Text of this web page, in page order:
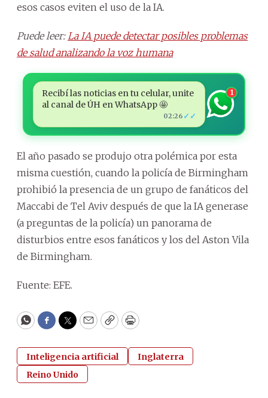
esos casos eviten el uso de la IA.
Puede leer: La IA puede detectar posibles problemas
de salud analizando la voz humana
Recibí las noticias en tu celular, unite
al canal de ÚH en WhatsApp 🤩
02:26 ✓✓
1
El año pasado se produjo otra polémica por esta
misma cuestión, cuando la policía de Birmingham
prohibió la presencia de un grupo de fanáticos del
Maccabi de Tel Aviv después de que la IA generase
(a preguntas de la policía) un panorama de
disturbios entre esos fanáticos y los del Aston Vila
de Birmingham.
Fuente: EFE.
WhatsApp
Facebook
Twitter
EmailCopyPrint
Inteligencia artificial
Inglaterra
Reino Unido